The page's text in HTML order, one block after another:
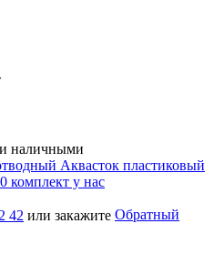
наличными
Аквасток пластиковый
комплект у нас
42 или закажите Обратный